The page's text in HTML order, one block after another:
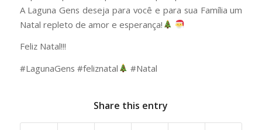
A Laguna Gens deseja para você e para sua Família um
Natal repleto de amor e esperança!
Feliz Natal!!!
#LagunaGens #feliznatal
#Natal
Share this entry